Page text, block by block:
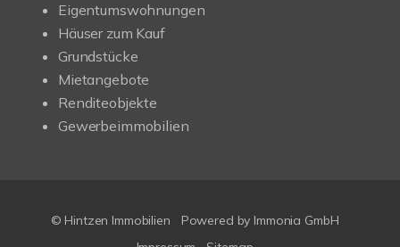
Eigentumswohnungen
Häuser zum Kauf
Grundstücke
Mietangebote
Renditeobjekte
Gewerbeimmobilien
© Hintzen Immobilien
Powered by Immonia GmbH